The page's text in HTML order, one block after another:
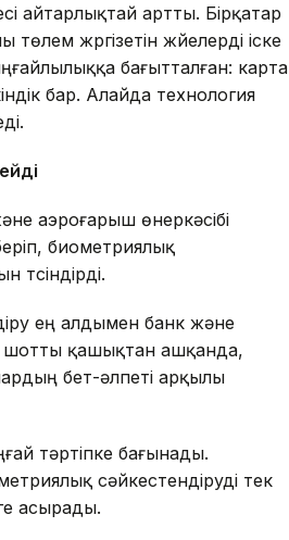
айтарлықтай артты. Бірқатар
жүргізетін жүйелерді іске
бағытталған: карта
бар. Алайда технология
аэроғарыш өнеркәсібі
биометриялық
ең алдымен банк және
шотты қашықтан ашқанда,
бет-әлпеті арқылы
тәртіпке бағынады.
сәйкестендіруді тек
асырады.